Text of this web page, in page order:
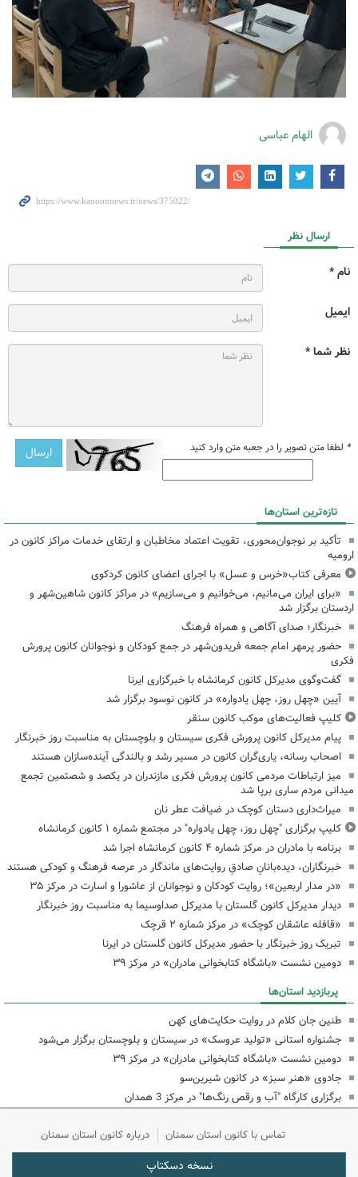
الهام عباسی
ارسال نظر
نام *
ایمیل
نظر شما *
* لطفا متن تصویر را در جعبه متن وارد کنید
تازه‌ترین استان‌ها
تأکید بر نوجوان‌محوری، تقویت اعتماد مخاطبان و ارتقای خدمات مراکز کانون در
ارومیه
معرفی کتاب«خرس و عسل» با اجرای اعضای کانون کردکوی
«برای ایران می‌مانیم، می‌خوانیم و می‌سازیم» در مراکز کانون شاهین‌شهر و
اردستان برگزار شد
خبرنگار؛ صدای آگاهی و همراه فرهنگ
حضور پرمهر امام جمعه فریدون‌شهر در جمع کودکان و نوجوانان کانون پرورش
فکری
گفت‌وگوی مدیرکل کانون کرمانشاه با خبرگزاری ایرنا
آیین «چهل روز، چهل یادواره» در کانون نوسود برگزار شد
کلیپ فعالیت‌های موکب کانون سنقر
پیام مدیرکل کانون پرورش فکری سیستان و بلوچستان به مناسبت روز خبرنگار
اصحاب رسانه، یاری‌گران کانون در مسیر رشد و بالندگی آینده‌سازان هستند
میز ارتباطات مردمی کانون پرورش فکری مازندران در یکصد و شصتمین تجمع
میدانی مردم ساری برپا شد
میراث‌داری دستان کوچک در ضیافت عطر نان
کلیپ برگزاری "چهل روز، چهل یادواره" در مجتمع شماره ۱ کانون کرمانشاه
برنامه با مادران در مرکز شماره ۴ کانون کرمانشاه اجرا شد
خبرنگاران، دیده‌بانانِ صادقِ روایت‌های ماندگار در عرصه فرهنگ و کودکی هستند
«در مدار اربعین»؛ روایت کودکان و نوجوانان از عاشورا و اسارت در مرکز ۳۵
دیدار مدیرکل کانون گلستان با مدیرکل صداوسیما به مناسبت روز خبرنگار
«قافله عاشقان کوچک» در مرکز شماره ۲ قرچک
تبریک روز خبرنگار با حضور مدیرکل کانون گلستان در ایرنا
دومین نشست «باشگاه کتابخوانی مادران» در مرکز ۳۹
پربازدید استان‌ها
طنین جان کلام در روایت حکایت‌های کهن
جشنواره استانی «تولید عروسک» در سیستان و بلوچستان برگزار می‌شود
دومین نشست «باشگاه کتابخوانی مادران» در مرکز ۳۹
جادوی «هنر سبز» در کانون شیرین‌سو
برگزاری کارگاه "آب و رقص رنگ‌ها" در مرکز 3 همدان
تماس با کانون استان سمنان درباره کانون استان سمنان
نسخه دسکتاپ